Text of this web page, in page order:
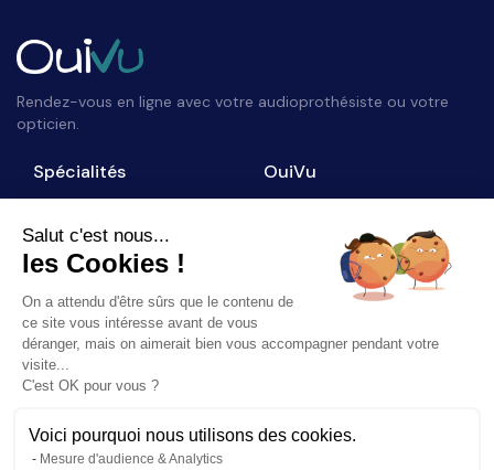
Rendez-vous en ligne avec votre audioprothésiste ou votre
opticien.
Spécialités
Opticiens
Audioprothésistes
OuiVu
Qui sommes-nous ?
Nous contacter
Accès professionnel
Suivez-nous
©2026OuiVu. Tous droits réservés
Salut c'est nous...
les Cookies !
On a attendu d'être sûrs que le contenu de
ce site vous intéresse avant de vous
déranger, mais on aimerait bien vous accompagner pendant votre
visite...
C'est OK pour vous ?
Voici pourquoi nous utilisons des cookies.
Mesure d'audience & Analytics